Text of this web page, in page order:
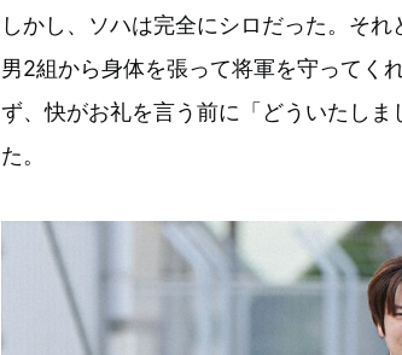
しかし、ソハは完全にシロだった。そ
男2組から身体を張って将軍を守ってく
ず、快がお礼を言う前に「どういたし
た。